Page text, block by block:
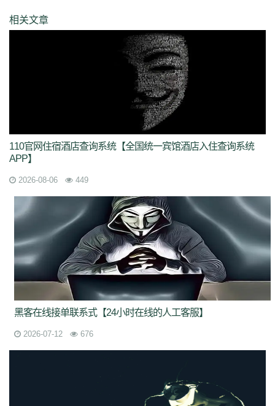
相关文章
110官网住宿酒店查询系统【全国统一宾馆酒店入住查询系统
APP】
2026-08-06 449
黑客在线接单联系式【24小时在线的人工客服】
2026-07-12 676